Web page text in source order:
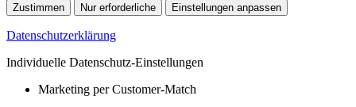
Zustimmen Nur erforderliche Einstellungen anpassen
Datenschutzerklärung
Individuelle Datenschutz-Einstellungen
Marketing per Customer-Match